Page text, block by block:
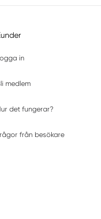
in
medlem
det fungerar?
från besökare